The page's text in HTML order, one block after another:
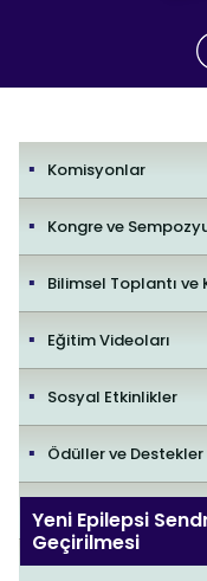
Komisyonlar
Kongre ve
Bilimsel Toplantı ve
Eğitim Videoları
Sosyal Etkinlikler
Ödüller ve Destekler
İletişim
Yayıncılık
Yeni Epilepsi
Geçirilmesi